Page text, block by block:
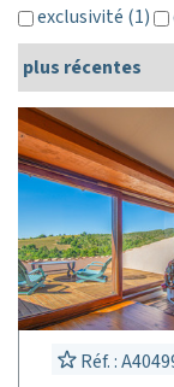
exclusivité (1)
Réf. :